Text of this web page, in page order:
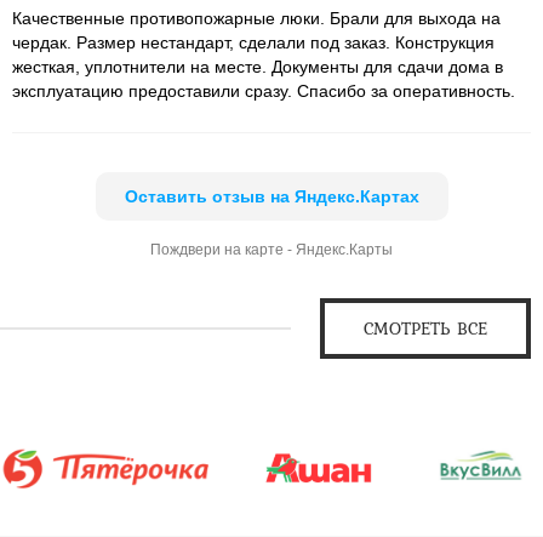
Качественные противопожарные люки. Брали для выхода на
чердак. Размер нестандарт, сделали под заказ. Конструкция
жесткая, уплотнители на месте. Документы для сдачи дома в
эксплуатацию предоставили сразу. Спасибо за оперативность.
Оставить отзыв на Яндекс.Картах
Пождвери на карте - Яндекс.Карты
СМОТРЕТЬ ВСЕ